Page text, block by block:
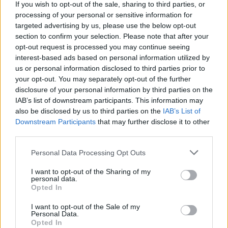
If you wish to opt-out of the sale, sharing to third parties, or
processing of your personal or sensitive information for
targeted advertising by us, please use the below opt-out
section to confirm your selection. Please note that after your
opt-out request is processed you may continue seeing
interest-based ads based on personal information utilized by
us or personal information disclosed to third parties prior to
your opt-out. You may separately opt-out of the further
disclosure of your personal information by third parties on the
IAB’s list of downstream participants. This information may
also be disclosed by us to third parties on the IAB’s List of
Downstream Participants that may further disclose it to other
Personal Data Processing Opt Outs
I want to opt-out of the Sharing of my
personal data.
Opted In
I want to opt-out of the Sale of my
Personal Data.
Opted In
семејните и брзите автомобили за новите
генерации публика низ целиот свет.
© Vecer.mk, правата за текстот се на редакцијата
Фото: Сексапилната Хали Бери
Пејачка ПРЕТЕПАЛА ТАКСИСТ! И
рекол „остави ми ја другарка
НАЈЧИТАНИ ВО ПОСЛЕДНИ 7 ДЕНА
ИСТОРИСКО ОБЕДИНУВАЊЕ НА